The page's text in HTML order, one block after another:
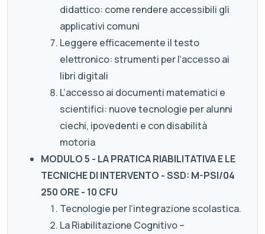
didattico: come rendere accessibili gli
applicativi comuni
Leggere efficacemente il testo
elettronico: strumenti per l’accesso ai
libri digitali
L’accesso ai documenti matematici e
scientifici: nuove tecnologie per alunni
ciechi, ipovedenti e con disabilità
motoria
MODULO 5 - LA PRATICA RIABILITATIVA E LE
TECNICHE DI INTERVENTO - SSD: M-PSI/04
250 ORE - 10 CFU
Tecnologie per l’integrazione scolastica.
La Riabilitazione Cognitivo –